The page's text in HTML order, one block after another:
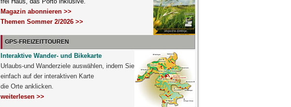
Magazin abonnieren >>
Themen Sommer 2/2026 >>
GPS-FREIZEITTOUREN
Interaktive Wander- und Bikekarte
Urlaubs-und Wanderziele auswählen, indem Sie
einfach auf der interaktiven Karte
die Orte anklicken.
weiterlesen >>